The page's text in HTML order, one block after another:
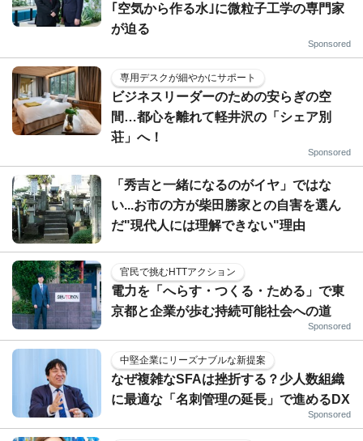
｢空気から作る水｣に微粒子工学の専門家
が迫る
Sponsored
専用デスクが細やかにサポート
ビジネスリーダーのための安らぎの空
間…都心を離れて軽井沢の「シェア別
荘」へ！
Sponsored
「秀吉と一緒になるのがイヤ」ではな
い...お市の方が柴田勝家との自害を選ん
だ"現代人には理解できない"理由
官民で挑むHTTアクション
電力を「へらす・つくる・ためる」で東
京都と企業が歩む持続可能社会への道
Sponsored
中堅企業にリーズナブルな新提案
なぜ複雑なSFAは挫折する？少人数組織
に最適な「名刺管理の延長」で進めるDX
Sponsored